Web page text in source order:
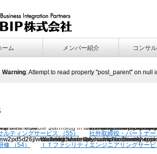
ーム メンバー紹介 コンサ
Warning: Attempt to read property "post_parent" on null
Warning: Attempt to read property "post_parent" on null
variable $tarmslug in
topics-cat.phpon line30
ルティングサービス （55）
Warning: Undefined
/usr/home/mw2pd5d26j/www/htdocs/
社外取締役・パートナ
www/htdocs/wordpress/wp-content/
修 （54）
Warning: Undefined variable $tarmslug in
/usr/home/mw2pd5d26j/www/htdocs/wordpress/wp-content/themes/dynamic/
ＩＴファシリティエンジニアリングサー